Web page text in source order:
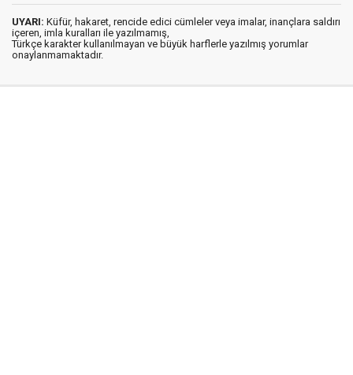
UYARI: Küfür, hakaret, rencide edici cümleler veya imalar, inançlara saldırı
içeren, imla kuralları ile yazılmamış,
Türkçe karakter kullanılmayan ve büyük harflerle yazılmış yorumlar
onaylanmamaktadır.